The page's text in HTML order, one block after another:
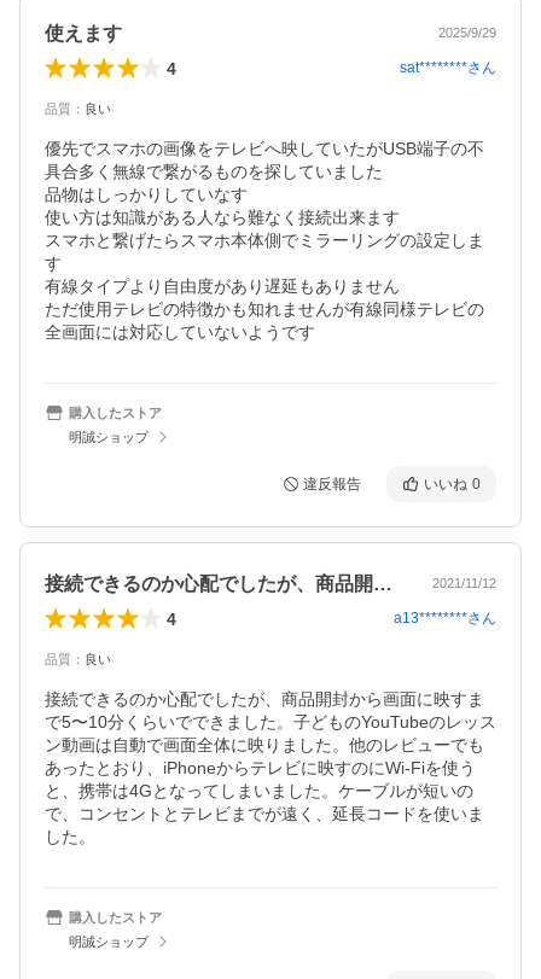
使えます 2025/9/29
4 sat********さん
品質 ： 良い
優先でスマホの画像をテレビへ映していたがUSB端子の不
具合多く無線で繋がるものを探していました
品物はしっかりしていなす
使い方は知識がある人なら難なく接続出来ます
スマホと繋げたらスマホ本体側でミラーリングの設定しま
す
有線タイプより自由度があり遅延もありません
ただ使用テレビの特徴かも知れませんが有線同様テレビの
全画面には対応していないようです
購入したストア
明誠ショップ
違反報告 いいね 0
接続できるのか心配でしたが、商品開封か… 2021/11/12
4 a13********さん
品質 ： 良い
接続できるのか心配でしたが、商品開封から画面に映すま
で5〜10分くらいでできました。子どものYouTubeのレッス
ン動画は自動で画面全体に映りました。他のレビューでも
あったとおり、iPhoneからテレビに映すのにWi-Fiを使う
と、携帯は4Gとなってしまいました。ケーブルが短いの
で、コンセントとテレビまでが遠く、延長コードを使いま
した。
購入したストア
明誠ショップ